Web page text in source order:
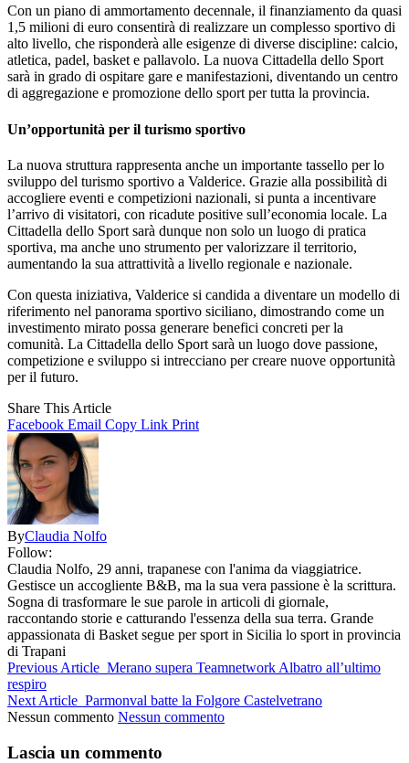
Con un piano di ammortamento decennale, il finanziamento da quasi
1,5 milioni di euro consentirà di realizzare un complesso sportivo di
alto livello, che risponderà alle esigenze di diverse discipline: calcio,
atletica, padel, basket e pallavolo. La nuova Cittadella dello Sport
sarà in grado di ospitare gare e manifestazioni, diventando un centro
di aggregazione e promozione dello sport per tutta la provincia.
Un’opportunità per il turismo sportivo
La nuova struttura rappresenta anche un importante tassello per lo
sviluppo del turismo sportivo a Valderice. Grazie alla possibilità di
accogliere eventi e competizioni nazionali, si punta a incentivare
l’arrivo di visitatori, con ricadute positive sull’economia locale. La
Cittadella dello Sport sarà dunque non solo un luogo di pratica
sportiva, ma anche uno strumento per valorizzare il territorio,
aumentando la sua attrattività a livello regionale e nazionale.
Con questa iniziativa, Valderice si candida a diventare un modello di
riferimento nel panorama sportivo siciliano, dimostrando come un
investimento mirato possa generare benefici concreti per la
comunità. La Cittadella dello Sport sarà un luogo dove passione,
competizione e sviluppo si intrecciano per creare nuove opportunità
per il futuro.
Share This Article
Facebook Email Copy Link Print
ByClaudia Nolfo
Follow:
Claudia Nolfo, 29 anni, trapanese con l'anima da viaggiatrice.
Gestisce un accogliente B&B, ma la sua vera passione è la scrittura.
Sogna di trasformare le sue parole in articoli di giornale,
raccontando storie e catturando l'essenza della sua terra. Grande
appassionata di Basket segue per sport in Sicilia lo sport in provincia
di Trapani
Previous Article Merano supera Teamnetwork Albatro all’ultimo
respiro
Next Article Parmonval batte la Folgore Castelvetrano
Nessun commento Nessun commento
Lascia un commento